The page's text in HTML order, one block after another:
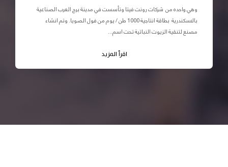
وهي واحده من شركات رونت فيتا وتأسست في مدينة برج العرب الصناعية
بالاسكندرية بطاقة انتاجية 1000 طن / يوم من فول الصويا. وتم انشاء
مصنع لتنقية الزيوت النباتية تحت اسم...
اقرأ المزيد